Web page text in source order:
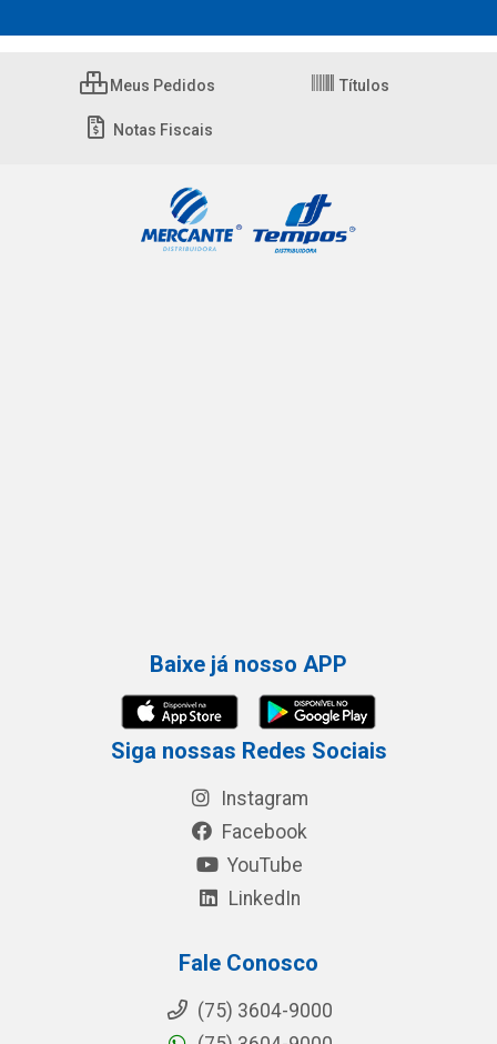
Meus Pedidos Títulos
Notas Fiscais
Baixe já nosso APP
Siga nossas Redes Sociais
Instagram
Facebook
YouTube
LinkedIn
Fale Conosco
(75) 3604-9000